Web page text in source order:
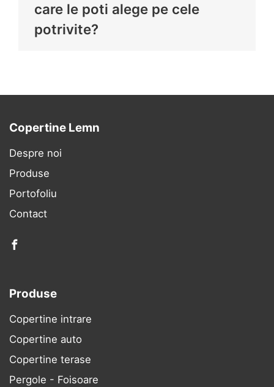
care le poti alege pe cele
potrivite?
Copertine Lemn
Despre noi
Produse
Portofoliu
Contact
Produse
Copertine intrare
Copertine auto
Copertine terase
Pergole - Foisoare